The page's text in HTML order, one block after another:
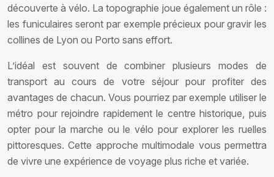
découverte à vélo. La topographie joue également un rôle :
les funiculaires seront par exemple précieux pour gravir les
collines de Lyon ou Porto sans effort.
L’idéal est souvent de combiner plusieurs modes de
transport au cours de votre séjour pour profiter des
avantages de chacun. Vous pourriez par exemple utiliser le
métro pour rejoindre rapidement le centre historique, puis
opter pour la marche ou le vélo pour explorer les ruelles
pittoresques. Cette approche multimodale vous permettra
de vivre une expérience de voyage plus riche et variée.